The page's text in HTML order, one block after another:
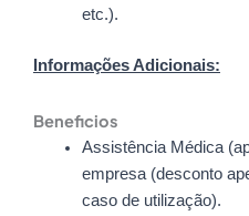
etc.).
Informações Adicionais:
Beneficios
Assistência Médica
empresa (desconto
caso de utilização).